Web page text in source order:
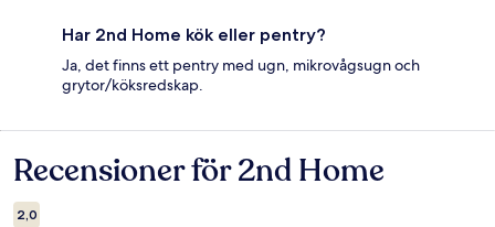
Har 2nd Home kök eller pentry?
Ja, det finns ett pentry med ugn, mikrovågsugn och
grytor/köksredskap.
Recensioner
Recensioner för 2nd Home
2,0